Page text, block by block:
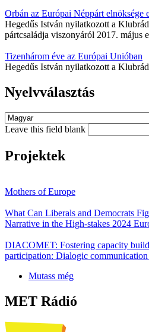
Orbán az Európai Néppárt elnöksége
Hegedűs István nyilatkozott a
pártcsaládja viszonyáról 2017. május
Tizenhárom éve az Európai Unióban
Hegedűs István nyilatkozott a
Nyelvválasztás
Leave this field blank
Projektek
Mothers of Europe
What Can Liberals and Democrats
Narrative in the High-stakes 2024
DIACOMET: Fostering capacity
participation: Dialogic
Mutass még
MET Rádió